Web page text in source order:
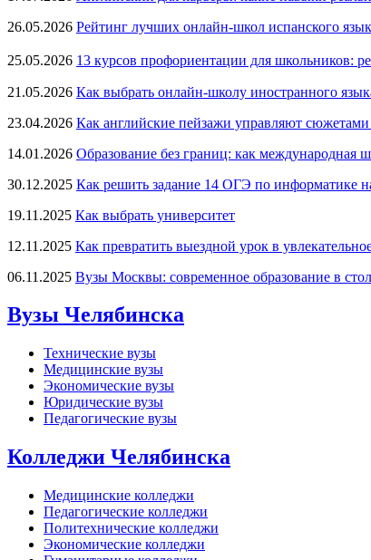
26.05.2026 Рейтинг лучших онлайн-школ испанского
25.05.2026 13 курсов профориентации для школьников:
21.05.2026 Как выбрать онлайн-школу иностранного
23.04.2026 Как английские пейзажи управляют
14.01.2026 Образование без границ: как международная
30.12.2025 Как решить задание 14 ОГЭ по информатике
19.11.2025 Как выбрать университет
12.11.2025 Как превратить выездной урок в
06.11.2025 Вузы Москвы: современное образование в
Вузы Челябинска
Технические вузы
Медицинские вузы
Экономические вузы
Юридические вузы
Педагогические вузы
Колледжи Челябинска
Медицинские колледжи
Педагогические колледжи
Политехнические колледжи
Экономические колледжи